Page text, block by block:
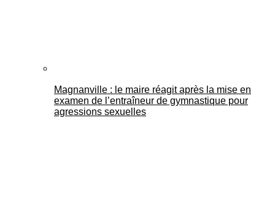
Magnanville : le maire réagit après la mise en
examen de l’entraîneur de gymnastique pour
agressions sexuelles